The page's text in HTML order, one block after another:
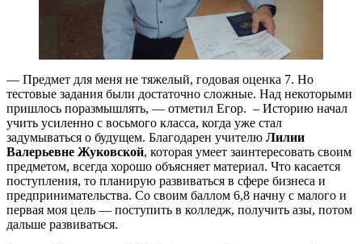
— Предмет для меня не тяжелый, годовая оценка 7. Но
тестовые задания были достаточно сложные. Над некоторыми
пришлось поразмышлять, — отметил Егор. – Историю начал
учить усиленно с восьмого класса, когда уже стал
задумываться о будущем. Благодарен учителю Лилии
Валерьевне Жуковской, которая умеет заинтересовать своим
предметом, всегда хорошо объясняет материал. Что касается
поступления, то планирую развиваться в сфере бизнеса и
предпринимательства. Со своим баллом 6,8 начну с малого и
первая моя цель — поступить в колледж, получить азы, потом
дальше развиваться.